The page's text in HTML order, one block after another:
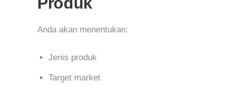
Anda akan menentukan:
Jenis produk
Target market